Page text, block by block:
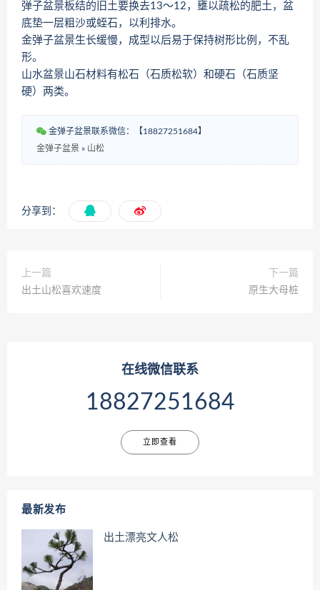
弹子盆景板结的旧土要换去13～12，壅以疏松的肥土，盆
底垫一层粗沙或蛭石，以利排水。
金弹子盆景生长缓慢，成型以后易于保持树形比例，不乱
形。
山水盆景山石材料有松石（石质松软）和硬石（石质坚
硬）两类。
金弹子盆景联系微信：【18827251684】
金弹子盆景 » 山松
分享到：
上一篇
出土山松喜欢速度
下一篇
原生大母桩
在线微信联系
18827251684
立即查看
最新发布
出土漂亮文人松